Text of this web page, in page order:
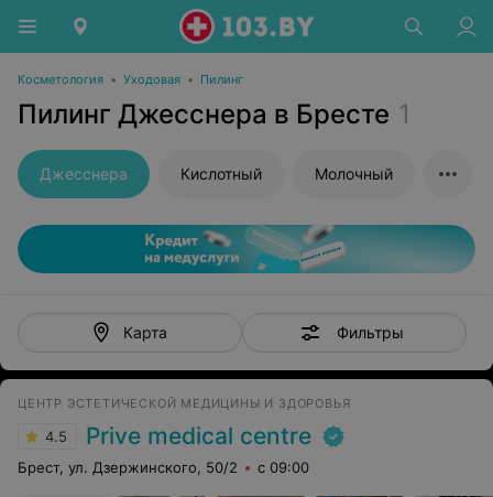
Косметология • Уходовая • Пилинг
Пилинг Джесснера в Бресте 1
Джесснера Кислотный Молочный
Карта Фильтры
ЦЕНТР ЭСТЕТИЧЕСКОЙ МЕДИЦИНЫ И ЗДОРОВЬЯ
4.5 Prive medical centre
Брест, ул. Дзержинского, 50/2 с 09:00